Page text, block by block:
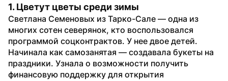
1. Цветут цветы среди зимы
Светлана Семеновых из Тарко-Сале — одна из
многих сотен северянок, кто воспользовался
программой соцконтрактов. У нее двое детей.
Начинала как самозанятая — создавала букеты на
праздники. Узнала о возможности получить
финансовую поддержку для открытия